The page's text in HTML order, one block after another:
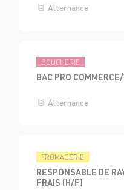
Alternance
BOUCHERIE
BAC PRO
Alternance
FROMAGERIE
RESPONSABLE DE
FRAIS (H/F)